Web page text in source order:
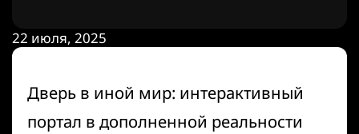
22 июля, 2025
Дверь в иной мир: интерактивный
портал в дополненной реальности